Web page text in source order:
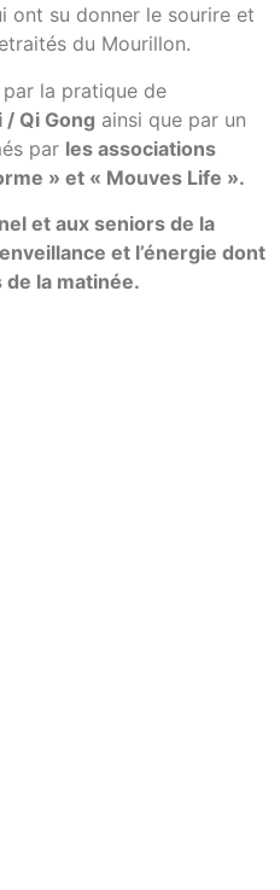
ont su donner le sourire et
du Mourillon.
par la pratique de
Qi Gong ainsi que par un
par les associations
» et « Mouves Life ».
et aux seniors de la
et l’énergie dont
la matinée.